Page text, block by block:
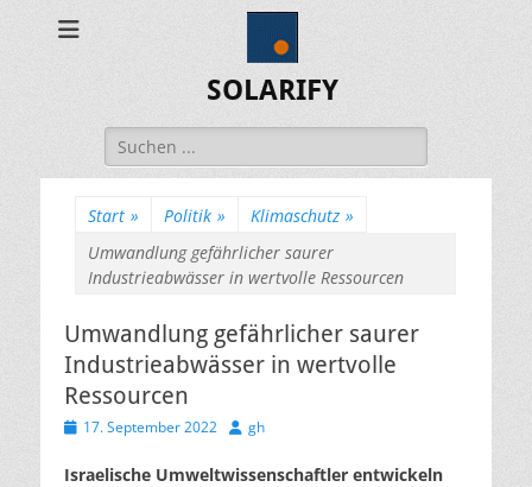
SOLARIFY
Suchen
nach:
Start » Politik » Klimaschutz »
Umwandlung gefährlicher saurer
Industrieabwässer in wertvolle Ressourcen
Umwandlung gefährlicher saurer
Industrieabwässer in wertvolle
Ressourcen
Veröffentlicht
17. September 2022 Autor
gh
Israelische Umweltwissenschaftler entwickeln